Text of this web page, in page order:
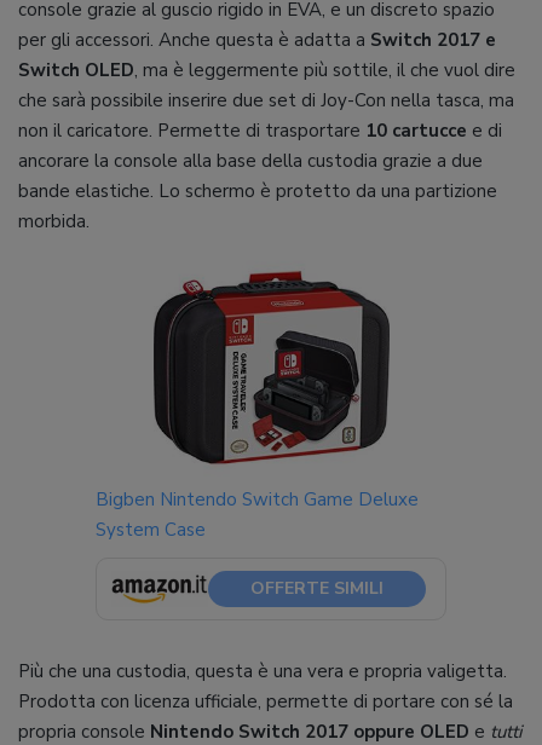
console grazie al guscio rigido in EVA, e un discreto spazio
per gli accessori. Anche questa è adatta a Switch 2017 e
Switch OLED, ma è leggermente più sottile, il che vuol dire
che sarà possibile inserire due set di Joy-Con nella tasca, ma
non il caricatore. Permette di trasportare 10 cartucce e di
ancorare la console alla base della custodia grazie a due
bande elastiche. Lo schermo è protetto da una partizione
morbida.
Bigben Nintendo Switch Game Deluxe
System Case
OFFERTE SIMILI
Più che una custodia, questa è una vera e propria valigetta.
Prodotta con licenza ufficiale, permette di portare con sé la
propria console Nintendo Switch 2017 oppure OLED e tutti